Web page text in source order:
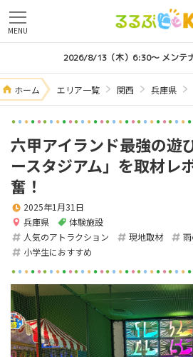
MENU
2026/8/13（木）6:30～ メンテ
ホーム エリア一覧 関西 兵庫県
六甲アイランド最強の遊
ースタジアム」を取材レ
奮！
兵庫県 体験施設
2025年1月31日
人気のアトラクション 現地取材
小学生におすすめ